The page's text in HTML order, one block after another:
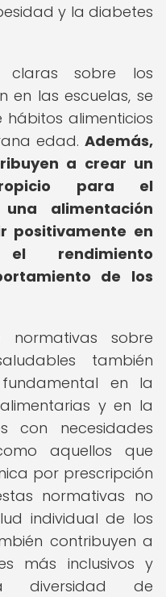
y la diabetes
claras sobre los
en las escuelas, se
alimenticios
edad. Además,
a crear un
para el
alimentación
positivamente en
rendimiento
de los
normativas sobre
también
en la
y en la
con necesidades
aquellos que
por prescripción
normativas no
individual de los
contribuyen a
más inclusivos y
diversidad de